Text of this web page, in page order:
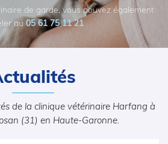
de garde, vous pouvez également
au 05 61 75 11 21
de la clinique vétérinaire Harfang à
(31) en Haute-Garonne.